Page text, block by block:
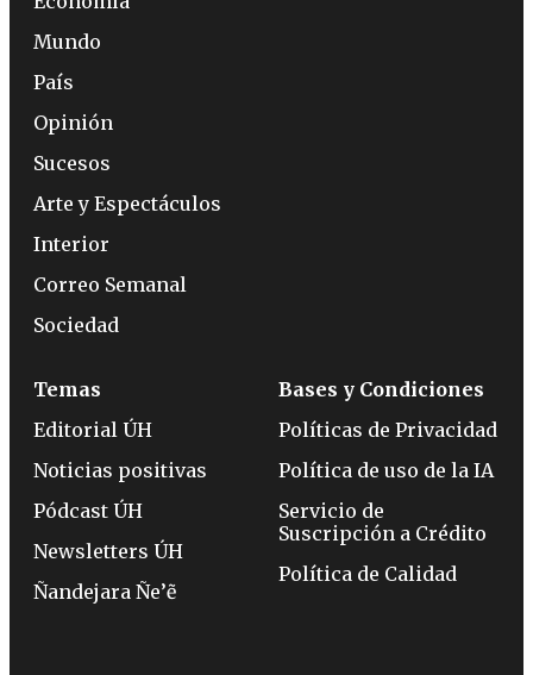
Mundo
País
Opinión
Sucesos
Arte y Espectáculos
Interior
Correo Semanal
Sociedad
Temas
Editorial ÚH
Noticias positivas
Pódcast ÚH
Newsletters ÚH
Ñandejara Ñe’ẽ
Bases y Condiciones
Políticas de Privacidad
Política de uso de la IA
Servicio de
Suscripción a Crédito
Política de Calidad